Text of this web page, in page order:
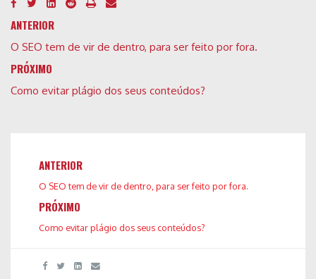
ANTERIOR
O SEO tem de vir de dentro, para ser feito por fora.
PRÓXIMO
Como evitar plágio dos seus conteúdos?
ANTERIOR
O SEO tem de vir de dentro, para ser feito por fora.
PRÓXIMO
Como evitar plágio dos seus conteúdos?